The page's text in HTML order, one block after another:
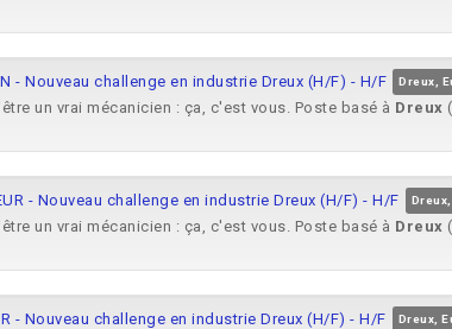
- Nouveau challenge en industrie Dreux (H/F) - H/F Dreux,
un vrai mécanicien : ça, c'est vous. Poste basé à Dreux
- Nouveau challenge en industrie Dreux (H/F) - H/F
un vrai mécanicien : ça, c'est vous. Poste basé à Dreux
- Nouveau challenge en industrie Dreux (H/F) - H/F Dreux,